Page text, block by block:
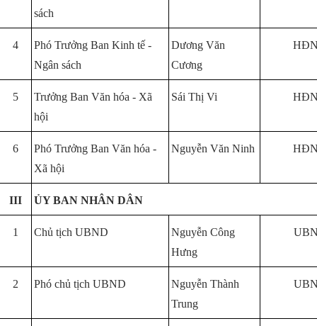
sách
4
Phó Trưởng Ban Kinh tế -
Ngân sách
Dương Văn
Cương
5
Trưởng Ban Văn hóa - Xã
hội
Sái Thị Vi
6
Phó Trưởng Ban Văn hóa -
Xã hội
Nguyễn Văn Ninh
III ỦY BAN NHÂN DÂN
1 Chủ tịch UBND
Nguyễn Công
Hưng
2 Phó chủ tịch UBND
Nguyễn Thành
Trung